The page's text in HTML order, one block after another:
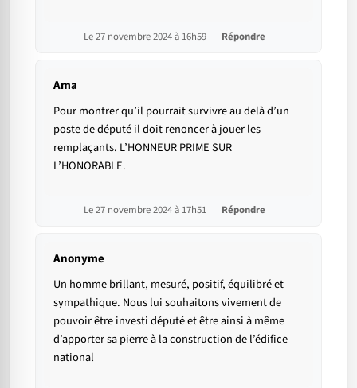
Le 27 novembre 2024 à 16h59 Répondre
Ama
Pour montrer qu’il pourrait survivre au delà d’un
poste de député il doit renoncer à jouer les
remplaçants. L’HONNEUR PRIME SUR
L’HONORABLE.
Le 27 novembre 2024 à 17h51 Répondre
Anonyme
Un homme brillant, mesuré, positif, équilibré et
sympathique. Nous lui souhaitons vivement de
pouvoir être investi député et être ainsi à même
d’apporter sa pierre à la construction de l’édifice
national